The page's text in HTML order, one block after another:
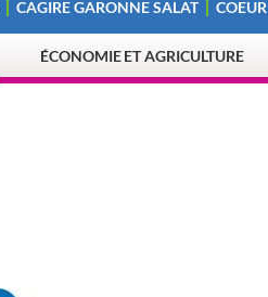
CAGIRE GARONNE SALAT
ÉCONOMIE ET AGRICULTURE